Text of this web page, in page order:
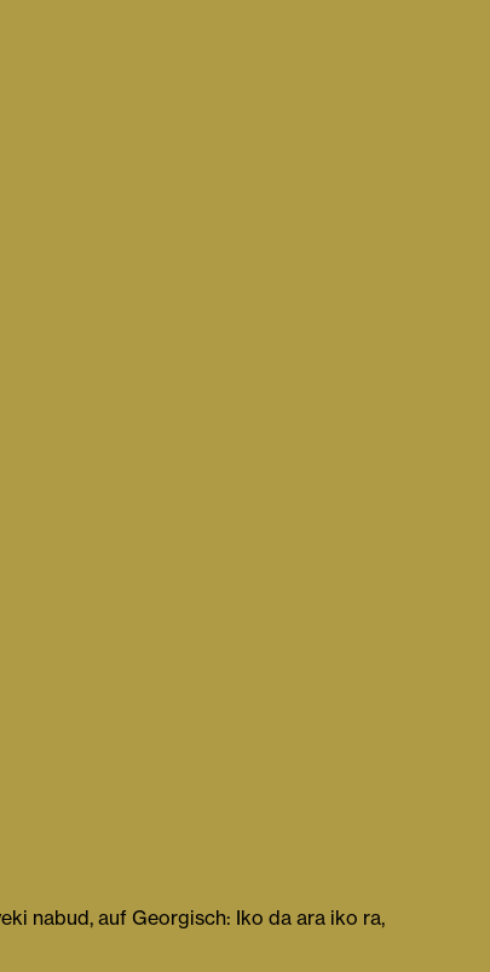
nabud, auf Georgisch: Iko da ara iko ra,